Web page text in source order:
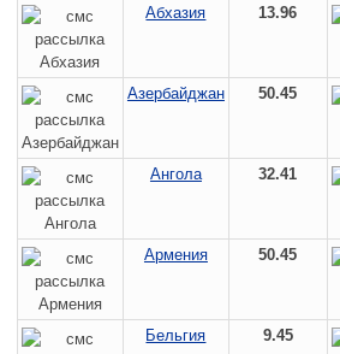
Абхазия 13.96
Азербайджан 50.45
Ангола 32.41
Армения 50.45
Бельгия 9.45